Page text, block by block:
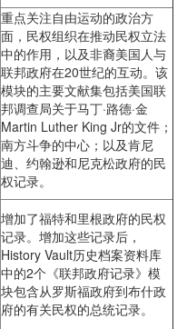
重点关注自由运动的政治方
面，民权组织在推动民权立法
中的作用，以及非裔美国人与
联邦政府在20世纪的互动。该
模块的主要文献集包括美国联
邦调查局关于马丁·路德·金
Martin Luther King Jr的文件；
南方斗争的中心；以及肯尼
迪、约翰逊和尼克松政府的民
权记录。
增加了福特和里根政府的民权
记录。增加这些记录后，
History Vault历史档案资料库
中的2个《联邦政府记录》模
块包含从罗斯福政府到布什政
府的有关民权的总统记录。